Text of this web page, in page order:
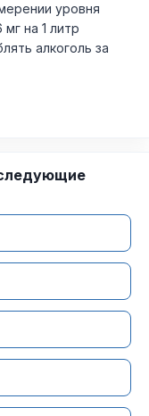
уровня
мг на 1 литр
алкоголь за